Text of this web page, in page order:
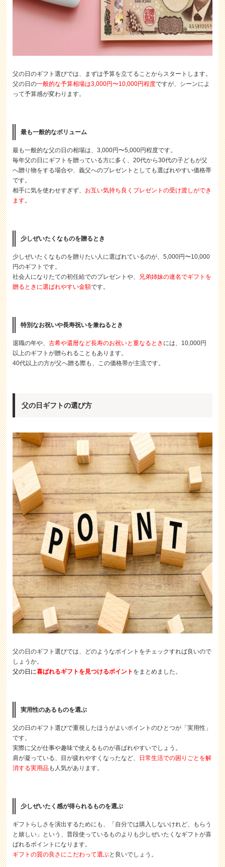
父の日のギフト選びでは、まずは予算を立てることからスタートします。
父の日の一般的な予算相場は3,000円〜10,000円程度ですが、シーンによ
って予算感が変わります。
最も一般的なボリューム
最も一般的な父の日の相場は、3,000円〜5,000円程度です。
毎年父の日にギフトを贈っている方に多く、20代から30代の子どもが父
へ贈り物をする場合や、義父へのプレゼントとしても選ばれやすい価格帯
です。
相手に気を使わせすぎず、 お互い気持ち良くプレゼントの受け渡しができ
ます。
少しぜいたくなものを贈るとき
少しぜいたくなものを贈りたい人に選ばれているのが、5,000円〜10,000
円のギフトです。
社会人になりたての初任給でのプレゼントや、
兄弟姉妹の連名でギフトを
贈るときに選ばれやすい金額です。
特別なお祝いや長寿祝いを兼ねるとき
退職の年や、古希や還暦など長寿のお祝いと重なるとき には、10,000円
以上のギフトが贈られることもあります。
40代以上の方が父へ贈る際も、この価格帯が主流です。
父の日ギフトの選び方
父の日のギフト選びでは、どのようなポイントをチェックすれば良いので
しょうか。
父の日に喜ばれるギフトを見つけるポイント をまとめました。
実用性のあるものを選ぶ
父の日のギフト選びで重視したほうがよいポイントのひとつが「実用性」
です。
実際に父が仕事や趣味で使えるものが喜ばれやすいでしょう。
肩が凝っている、目が疲れやすくなったなど、
日常生活での困りごとを解
消する実用品も人気があります。
少しぜいたく感が得られるものを選ぶ
ギフトらしさを演出するためにも、「自分では購入しないけれど、もらう
と嬉しい」という、普段使っているものよりも少しぜいたくなギフトが喜
ばれるポイントになります。
ギフトの質の良さにこだわって選ぶと良いでしょう。